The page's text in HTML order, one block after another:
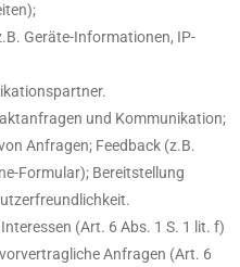
Geräte-Informationen, IP-
und Kommunikation;
Anfragen; Feedback (z.B.
Formular); Bereitstellung
(Art. 6 Abs. 1 S. 1 lit. f)
Anfragen (Art. 6